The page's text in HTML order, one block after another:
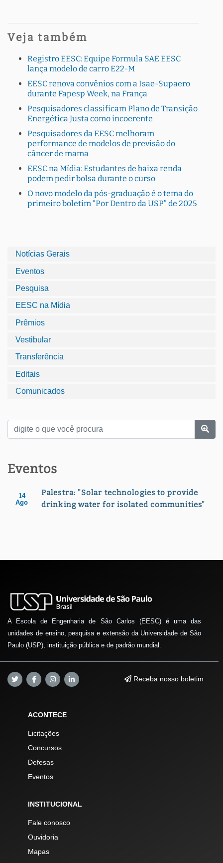
Veja também
Registro EESC: Equipe Formula SAE EESC
lança modelo de carro E22-M
EESC renova convênios com a Isae-Supaero
durante Fapesp Week, na França
Pesquisadores classificam Plano de Transição
Energética Justa como incoerente
Pesquisadores da EESC melhoram
performance de modelos de previsão do
câncer de mama
EESC na Mídia: Estudantes de baixa renda
podem pedir bolsa durante o curso
O novo modelo da pós-graduação é o tema do
primeiro boletim “Por Dentro da USP” de 2025
Notícias Gerais
Eventos
Pesquisa
EESC na Mídia
Prêmios
Vestibular
Transferência
Editais
Comunicados
Eventos
14
Ago
Palestra: "Solar technologies to provide
drinking water for isolated communities"
A Escola de Engenharia de São Carlos (EESC) é uma das
unidades de ensino, pesquisa e extensão da Universidade de São
Paulo (USP), instituição pública e de padrão mundial.
Receba nosso boletim
ACONTECE
Licitações
Concursos
Defesas
Eventos
INSTITUCIONAL
Fale conosco
Ouvidoria
Mapas